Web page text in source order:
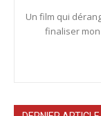
Un film qui
finaliser mon